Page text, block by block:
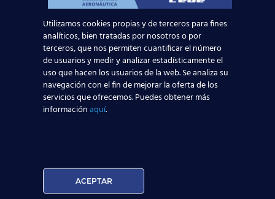
de vuelo. Además, permite
certificarse como TCP en
cualquiera de los países de la
Unión Europea.
Nuestro objetivo final es que el alumno salga del
curso con la mayor experiencia y conocimientos
posibles para ejercer la profesión de auxiliar de
más,
acércate a cualquiera de los centros que
tenemos por toda España
Utilizamos cookies propias y de terceros para fines
analíticos, bien tratadas por nosotros o por
terceros, que nos permiten cuantificar el número
de usuarios y medir y analizar estadísticamente el
uso que hacen los usuarios de la web. Se analiza su
navegación con el fin de mejorar la oferta de los
servicios que ofrecemos. Puedes obtener más
informaciónaquí.
ACEPTAR